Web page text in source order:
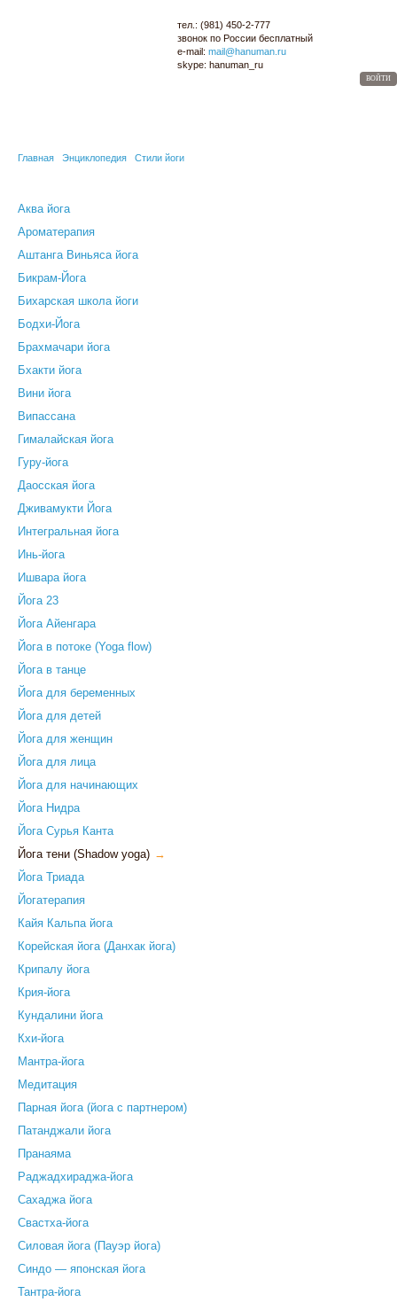
тел.: (981) 450-2-777
звонок по России бесплатный
e-mail: mail@hanuman.ru
skype: hanuman_ru
ВОЙТИ
Главная Энциклопедия Стили йоги
Аква йога
Ароматерапия
Аштанга Виньяса йога
Бикрам-Йога
Бихарская школа йоги
Бодхи-Йога
Брахмачари йога
Бхакти йога
Вини йога
Випассана
Гималайская йога
Гуру-йога
Даосская йога
Дживамукти Йога
Интегральная йога
Инь-йога
Ишвара йога
Йога 23
Йога Айенгара
Йога в потоке (Yoga flow)
Йога в танце
Йога для беременных
Йога для детей
Йога для женщин
Йога для лица
Йога для начинающих
Йога Нидра
Йога Сурья Канта
Йога тени (Shadow yoga) →
Йога Триада
Йогатерапия
Кайя Кальпа йога
Корейская йога (Данхак йога)
Крипалу йога
Крия-йога
Кундалини йога
Кхи-йога
Мантра-йога
Медитация
Парная йога (йога с партнером)
Патанджали йога
Пранаяма
Раджадхираджа-йога
Сахаджа йога
Свастха-йога
Силовая йога (Пауэр йога)
Синдо — японская йога
Тантра-йога